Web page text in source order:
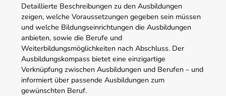
Detaillierte Beschreibungen zu den Ausbildungen
zeigen, welche Voraussetzungen gegeben sein müssen
und welche Bildungseinrichtungen die Ausbildungen
anbieten, sowie die Berufe und
Weiterbildungsmöglichkeiten nach Abschluss. Der
Ausbildungskompass bietet eine einzigartige
Verknüpfung zwischen Ausbildungen und Berufen – und
informiert über passende Ausbildungen zum
gewünschten Beruf.